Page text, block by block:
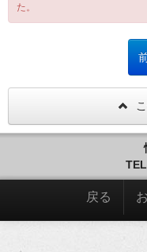
た。
TEL
戻る